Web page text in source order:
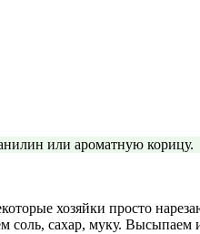
или ароматную корицу.
хозяйки просто
соль, сахар, муку.